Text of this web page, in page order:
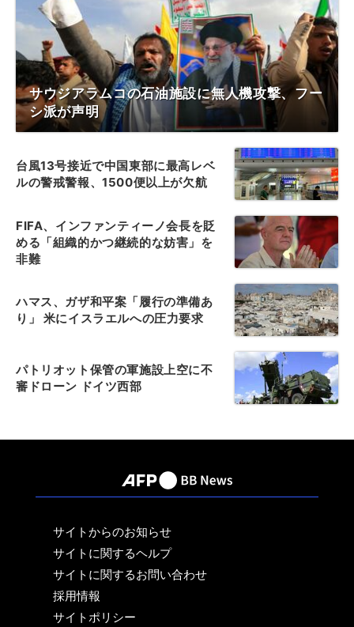
サウジアラムコの石油施設に無人機攻撃、フー
シ派が声明
台風13号接近で中国東部に最高レベ
ルの警戒警報、1500便以上が欠航
FIFA、インファンティーノ会長を貶
める「組織的かつ継続的な妨害」を
非難
ハマス、ガザ和平案「履行の準備あ
り」 米にイスラエルへの圧力要求
パトリオット保管の軍施設上空に不
審ドローン ドイツ西部
サイトからのお知らせ
サイトに関するヘルプ
サイトに関するお問い合わせ
採用情報
サイトポリシー